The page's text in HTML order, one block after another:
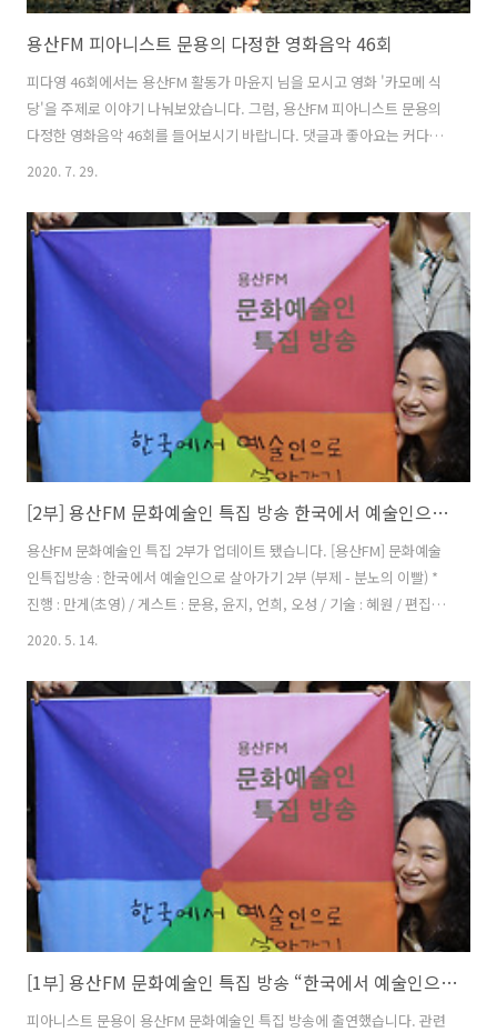
용산FM 피아니스트 문용의 다정한 영화음악 46회
피다영 46회에서는 용산FM 활동가 마윤지 님을 모시고 영화 '카모메 식
당'을 주제로 이야기 나눠보았습니다. 그럼, 용산FM 피아니스트 문용의
다정한 영화음악 46회를 들어보시기 바랍니다. 댓글과 좋아요는 커다란
힘이 됩니다 :) www.podty.me/episode/14232234 피아니스트 문용
정한 영화음악 46회 - 카모메 식당 [용산FM] * 진행: 문용 / 게스트: 만게
TAra, 마윤지 / 기술: 문용 ◈영화 : 카모메 식당 (Kamome Dinner ,
2006) - ◇ 한줄거리 : 일본인이 핀란드에서 www.podty.me
www.podbbang.com/ch/7604?e=23629267 2020-07-28 피아니스
2020. 7. 29.
[2부] 용산FM 문화예술인 특집 방송 한국에서 예술인으로 살아가기 (부제: 분노의 이빨)
용산FM 문화예술인 특집 2부가 업데이트 됐습니다. [용산FM] 문화예술
인특집방송 : 한국에서 예술인으로 살아가기 2부 (부제 - 분노의 이빨) *
진행 : 만게(초영) / 게스트 : 문용, 윤지, 언희, 오성 / 기술 : 혜원 / 편집 :
윤지 2020 문화예술인 특집 방송 2부!! 더욱 강력해진 재미!! 도시의 방
듣기 : http://www.podbbang.com/ch/7604?e=23529074
2020. 5. 14.
[1부] 용산FM 문화예술인 특집 방송 “한국에서 예술인으로 살아가기” (부제: 분노의 이빨)
피아니스트 문용이 용산FM 문화예술인 특집 방송에 출연했습니다. 관련